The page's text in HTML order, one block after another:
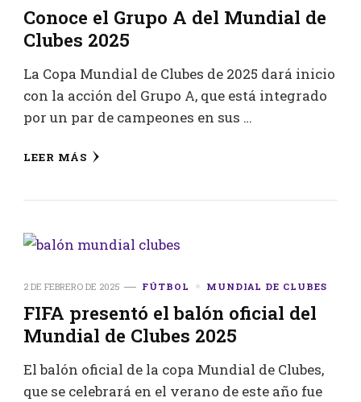
Conoce el Grupo A del Mundial de
Clubes 2025
La Copa Mundial de Clubes de 2025 dará inicio
con la acción del Grupo A, que está integrado
por un par de campeones en sus …
LEER MÁS
2 DE FEBRERO DE 2025 FÚTBOL MUNDIAL DE CLUBES
FIFA presentó el balón oficial del
Mundial de Clubes 2025
El balón oficial de la copa Mundial de Clubes,
que se celebrará en el verano de este año fue